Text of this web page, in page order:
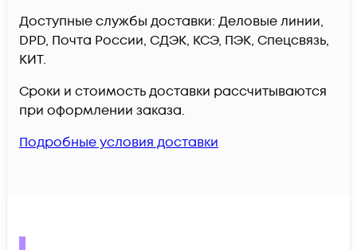
Доступные службы доставки: Деловые линии,
DPD, Почта России, СДЭК, КСЭ, ПЭК, Спецсвязь,
КИТ.
Сроки и стоимость доставки рассчитываются
при оформлении заказа.
Подробные условия доставки